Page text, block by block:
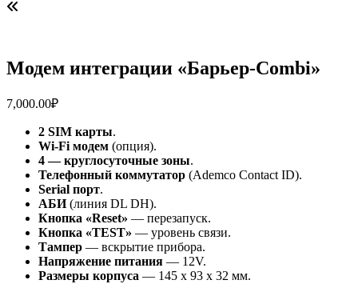
Модем интеграции «Барьер-Combi»
7,000.00₽
2 SIM карты.
Wi-Fi модем (опция).
4 — круглосуточные зоны.
Телефонный коммутатор (Ademco Contact ID).
Serial порт.
АБИ(линия DL DH).
Кнопка «Reset» — перезапуск.
Кнопка «TEST» — уровень связи.
Тампер — вскрытие прибора.
Напряжение питания — 12V.
Размеры корпуса — 145 х 93 х 32 мм.